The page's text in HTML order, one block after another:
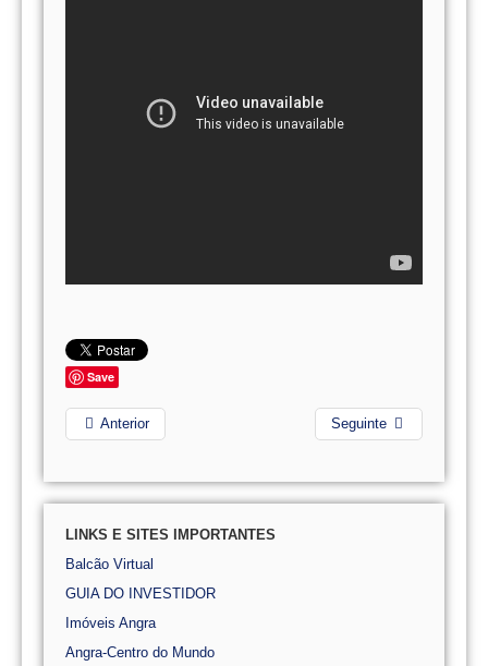
Save
Anterior Seguinte
LINKS E SITES IMPORTANTES
Balcão Virtual
GUIA DO INVESTIDOR
Imóveis Angra
Angra-Centro do Mundo